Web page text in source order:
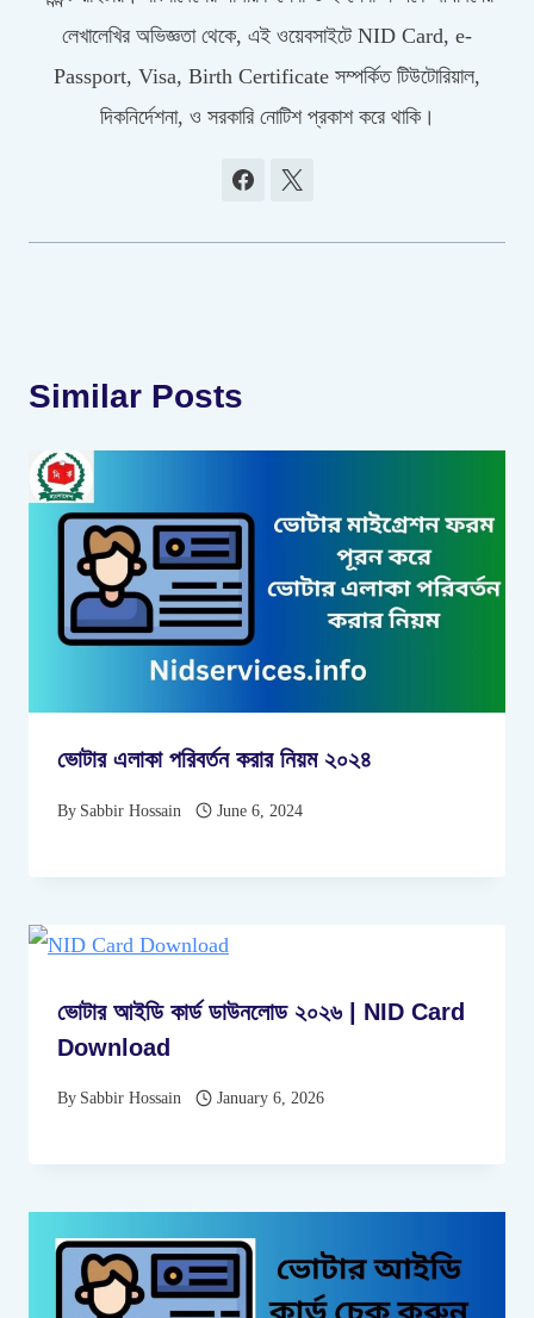
লেখালেখির অভিজ্ঞতা থেকে, এই ওয়েবসাইটে NID Card, e-
Passport, Visa, Birth Certificate সম্পর্কিত টিউটোরিয়াল,
দিকনির্দেশনা, ও সরকারি নোটিশ প্রকাশ করে থাকি।
Similar Posts
ভোটার এলাকা পরিবর্তন করার নিয়ম ২০২৪
By Sabbir Hossain June 6, 2024
ভোটার আইডি কার্ড ডাউনলোড ২০২৬ | NID Card
Download
By Sabbir Hossain January 6, 2026